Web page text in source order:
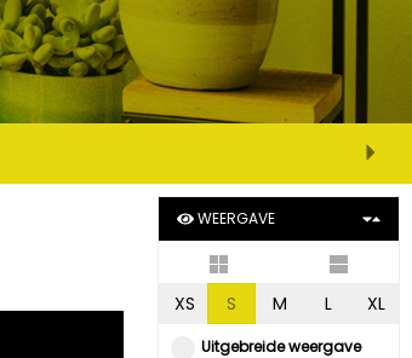
WEERGAVE
XS S M L XL
Uitgebreide weergave